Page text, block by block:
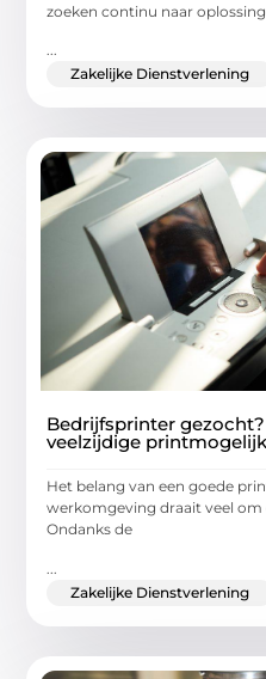
zoeken continu naar
...
Zakelijke Dienstverlening
Bedrijfsprinter
veelzijdige
Het belang van een goede
werkomgeving draait veel
Ondanks de
Zakelijke Dienstverlening